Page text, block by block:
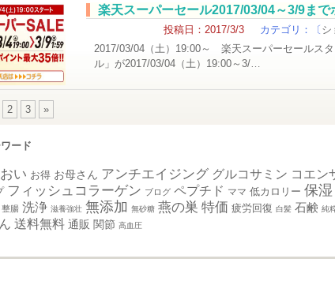
楽天スーパーセール2017/03/04～3/9まで
投稿日：2017/3/3 カテゴリ：〔 シ
2017/03/04（土）19:00～ 楽天スーパーセールス
ル」が2017/03/04（土）19:00～3/…
2 3 »
ード
い お得 お母さん アンチエイジング グルコサミン コエン
フィッシュコラーゲン ブログ ペプチド ママ 低カロリー 保湿
整腸 洗浄 滋養強壮 無添加 無砂糖 燕の巣 特価 疲労回復 白髪 石鹸 純
送料無料 通販 関節 高血圧